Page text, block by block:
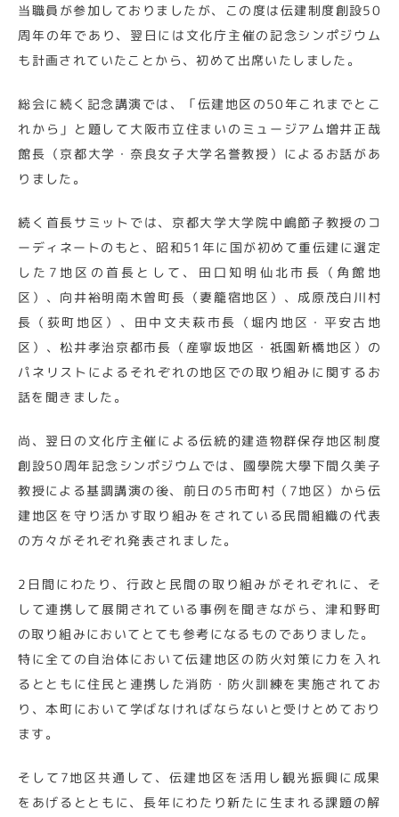
当職員が参加しておりましたが、この度は伝建制度創設50
周年の年であり、翌日には文化庁主催の記念シンポジウム
も計画されていたことから、初めて出席いたしました。
総会に続く記念講演では、「伝建地区の50年これまでとこ
れから」と題して大阪市立住まいのミュージアム増井正哉
館長（京都大学・奈良女子大学名誉教授）によるお話があ
りました。
続く首長サミットでは、京都大学大学院中嶋節子教授のコ
ーディネートのもと、昭和51年に国が初めて重伝建に選定
した7地区の首長として、田口知明仙北市長（角館地
区）、向井裕明南木曽町長（妻籠宿地区）、成原茂白川村
長（荻町地区）、田中文夫萩市長（堀内地区・平安古地
区）、松井孝治京都市長（産寧坂地区・祇園新橋地区）の
パネリストによるそれぞれの地区での取り組みに関するお
話を聞きました。
尚、翌日の文化庁主催による伝統的建造物群保存地区制度
創設50周年記念シンポジウムでは、國學院大學下間久美子
教授による基調講演の後、前日の5市町村（7地区）から伝
建地区を守り活かす取り組みをされている民間組織の代表
の方々がそれぞれ発表されました。
2日間にわたり、行政と民間の取り組みがそれぞれに、そ
して連携して展開されている事例を聞きながら、津和野町
の取り組みにおいてとても参考になるものでありました。
特に全ての自治体において伝建地区の防火対策に力を入れ
るとともに住民と連携した消防・防火訓練を実施されてお
り、本町において学ばなければならないと受けとめており
ます。
そして7地区共通して、伝建地区を活用し観光振興に成果
をあげるとともに、長年にわたり新たに生まれる課題の解